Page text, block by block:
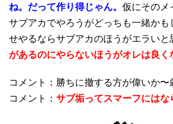
ね。だって作り得じゃん。 仮にそのメ
サブアカでやろうがどっちも一緒かも
せやるならサブアカのほうがエラいと
があるのにやらないほうがオレは良く
コメント：勝ちに撤する方が偉いか〜
コメント： サブ垢ってスマーフにはな